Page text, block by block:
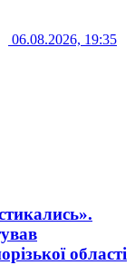
06.08.2026, 19:35
області